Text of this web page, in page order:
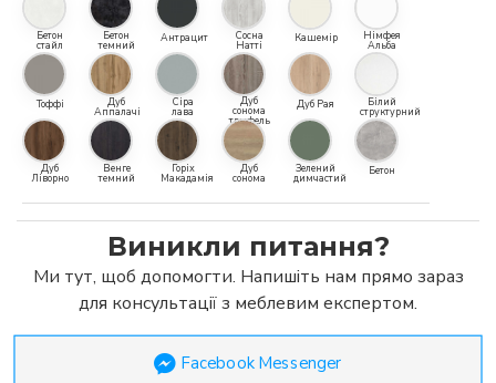
Бетон
стайл
Бетон
темний
Антрацит Сосна
Натті
Кашемір Німфея
Альба
Тоффі Дуб
Аппалачі
Сіра
лава
Дуб
сонома
трюфель
Дуб Рая Білий
структурний
Дуб
Ліворно
Венге
темний
Горіх
Макадамія
Дуб
сонома
Зелений
димчастий
Бетон
Виникли питання?
Ми тут, щоб допомогти. Напишіть нам прямо зараз
для консультації з меблевим експертом.
Facebook Messenger